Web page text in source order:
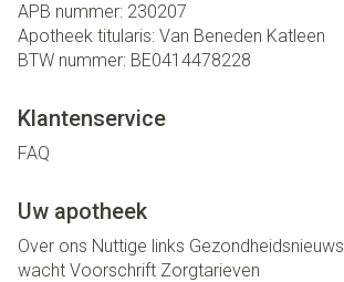
APB nummer: 230207
Apotheek titularis: Van Beneden Katleen
BTW nummer: BE0414478228
Klantenservice
FAQ
Uw apotheek
Over ons Nuttige links Gezondheidsnieuws
wacht Voorschrift Zorgtarieven